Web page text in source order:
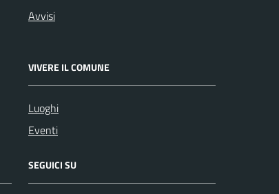
Avvisi
VIVERE IL COMUNE
Luoghi
Eventi
SEGUICI SU